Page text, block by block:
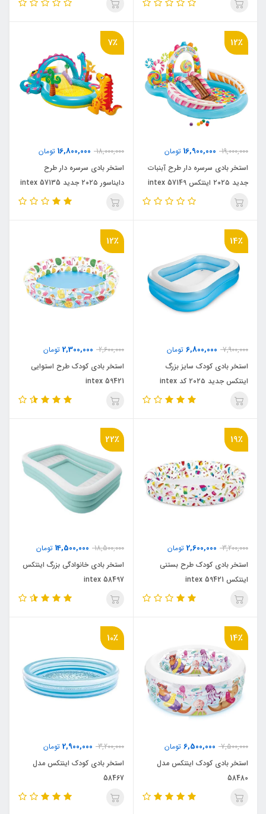
12٪
19,000,000
16,900,000 تومان
استخر بادی سرسره دار طرح آبنبات
جدید ۲۰۲۵ اینتکس intex 57149
7٪
18,000,000
16,800,000 تومان
استخر بادی سرسره دار طرح
دایناسور ۲۰۲۵ جدید intex 57135
14٪
7,900,000
6,800,000 تومان
استخر بادی کودک سایز بزرگ
اینتکس جدید ۲۰۲۵ کد intex
57180
12٪
2,600,000
2,300,000 تومان
استخر بادی کودک طرح استوایی
intex 59421
19٪
3,200,000
2,600,000 تومان
استخر بادی کودک طرح بستنی
اینتکس intex 59421
22٪
18,500,000
14,500,000 تومان
استخر بادی خانوادگی بزرگ اینتکس
intex 58497
14٪
7,500,000
6,500,000 تومان
استخر بادی کودک اینتکس مدل
58480
10٪
3,200,000
2,900,000 تومان
استخر بادی کودک اینتکس مدل
58467